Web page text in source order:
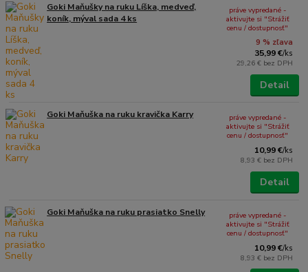
Goki Maňušky na ruku Líška, medveď,
koník, mýval sada 4 ks
9 % zľava
35,99 €/ks
29,26 € bez DPH
práve vypredané -
aktivujte si "Strážiť
cenu / dostupnosť"
Detail
Goki Maňuška na ruku kravička Karry
10,99 €/ks
8,93 € bez DPH
práve vypredané -
aktivujte si "Strážiť
cenu / dostupnosť"
Detail
Goki Maňuška na ruku prasiatko Snelly
10,99 €/ks
8,93 € bez DPH
práve vypredané -
aktivujte si "Strážiť
cenu / dostupnosť"